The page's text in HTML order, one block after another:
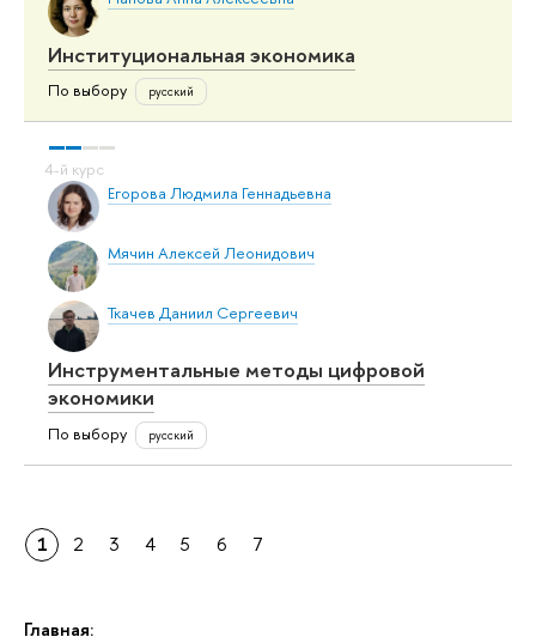
Главная:
Институциональная экономика
По выбору русский
Егорова Людмила Геннадьевна
Мячин Алексей Леонидович
Ткачев Даниил Сергеевич
Инструментальные методы цифровой
экономики
По выбору русский
1 2 3 4 5 6 7